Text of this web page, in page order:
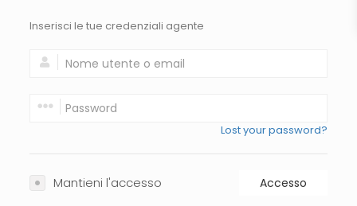
Inserisci le tue credenziali agente
Lost your password?
Mantieni l'accesso Accesso